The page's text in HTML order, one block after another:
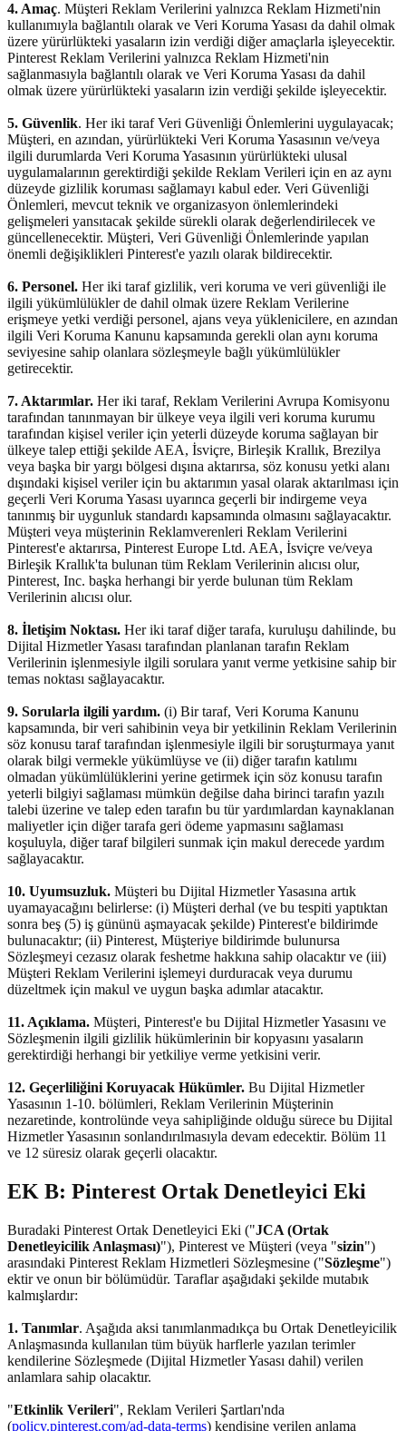
4. Amaç. Müşteri Reklam Verilerini yalnızca Reklam Hizmeti'nin
kullanımıyla bağlantılı olarak ve Veri Koruma Yasası da dahil olmak
üzere yürürlükteki yasaların izin verdiği diğer amaçlarla işleyecektir.
Pinterest Reklam Verilerini yalnızca Reklam Hizmeti'nin
sağlanmasıyla bağlantılı olarak ve Veri Koruma Yasası da dahil
olmak üzere yürürlükteki yasaların izin verdiği şekilde işleyecektir.
5. Güvenlik. Her iki taraf Veri Güvenliği Önlemlerini uygulayacak;
Müşteri, en azından, yürürlükteki Veri Koruma Yasasının ve/veya
ilgili durumlarda Veri Koruma Yasasının yürürlükteki ulusal
uygulamalarının gerektirdiği şekilde Reklam Verileri için en az aynı
düzeyde gizlilik koruması sağlamayı kabul eder. Veri Güvenliği
Önlemleri, mevcut teknik ve organizasyon önlemlerindeki
gelişmeleri yansıtacak şekilde sürekli olarak değerlendirilecek ve
güncellenecektir. Müşteri, Veri Güvenliği Önlemlerinde yapılan
önemli değişiklikleri Pinterest'e yazılı olarak bildirecektir.
6. Personel. Her iki taraf gizlilik, veri koruma ve veri güvenliği ile
ilgili yükümlülükler de dahil olmak üzere Reklam Verilerine
erişmeye yetki verdiği personel, ajans veya yüklenicilere, en azından
ilgili Veri Koruma Kanunu kapsamında gerekli olan aynı koruma
seviyesine sahip olanlara sözleşmeyle bağlı yükümlülükler
getirecektir.
7. Aktarımlar. Her iki taraf, Reklam Verilerini Avrupa Komisyonu
tarafından tanınmayan bir ülkeye veya ilgili veri koruma kurumu
tarafından kişisel veriler için yeterli düzeyde koruma sağlayan bir
ülkeye talep ettiği şekilde AEA, İsviçre, Birleşik Krallık, Brezilya
veya başka bir yargı bölgesi dışına aktarırsa, söz konusu yetki alanı
dışındaki kişisel veriler için bu aktarımın yasal olarak aktarılması için
geçerli Veri Koruma Yasası uyarınca geçerli bir indirgeme veya
tanınmış bir uygunluk standardı kapsamında olmasını sağlayacaktır.
Müşteri veya müşterinin Reklamverenleri Reklam Verilerini
Pinterest'e aktarırsa, Pinterest Europe Ltd. AEA, İsviçre ve/veya
Birleşik Krallık'ta bulunan tüm Reklam Verilerinin alıcısı olur,
Pinterest, Inc. başka herhangi bir yerde bulunan tüm Reklam
Verilerinin alıcısı olur.
8. İletişim Noktası. Her iki taraf diğer tarafa, kuruluşu dahilinde, bu
Dijital Hizmetler Yasası tarafından planlanan tarafın Reklam
Verilerinin işlenmesiyle ilgili sorulara yanıt verme yetkisine sahip bir
temas noktası sağlayacaktır.
9. Sorularla ilgili yardım. (i) Bir taraf, Veri Koruma Kanunu
kapsamında, bir veri sahibinin veya bir yetkilinin Reklam Verilerinin
söz konusu taraf tarafından işlenmesiyle ilgili bir soruşturmaya yanıt
olarak bilgi vermekle yükümlüyse ve (ii) diğer tarafın katılımı
olmadan yükümlülüklerini yerine getirmek için söz konusu tarafın
yeterli bilgiyi sağlaması mümkün değilse daha birinci tarafın yazılı
talebi üzerine ve talep eden tarafın bu tür yardımlardan kaynaklanan
maliyetler için diğer tarafa geri ödeme yapmasını sağlaması
koşuluyla, diğer taraf bilgileri sunmak için makul derecede yardım
sağlayacaktır.
10. Uyumsuzluk. Müşteri bu Dijital Hizmetler Yasasına artık
uyamayacağını belirlerse: (i) Müşteri derhal (ve bu tespiti yaptıktan
sonra beş (5) iş gününü aşmayacak şekilde) Pinterest'e bildirimde
bulunacaktır; (ii) Pinterest, Müşteriye bildirimde bulunursa
Sözleşmeyi cezasız olarak feshetme hakkına sahip olacaktır ve (iii)
Müşteri Reklam Verilerini işlemeyi durduracak veya durumu
düzeltmek için makul ve uygun başka adımlar atacaktır.
11. Açıklama. Müşteri, Pinterest'e bu Dijital Hizmetler Yasasını ve
Sözleşmenin ilgili gizlilik hükümlerinin bir kopyasını yasaların
gerektirdiği herhangi bir yetkiliye verme yetkisini verir.
12. Geçerliliğini Koruyacak Hükümler. Bu Dijital Hizmetler
Yasasının 1-10. bölümleri, Reklam Verilerinin Müşterinin
nezaretinde, kontrolünde veya sahipliğinde olduğu sürece bu Dijital
Hizmetler Yasasının sonlandırılmasıyla devam edecektir. Bölüm 11
ve 12 süresiz olarak geçerli olacaktır.
EK B: Pinterest Ortak Denetleyici Eki
Buradaki Pinterest Ortak Denetleyici Eki ("JCA (Ortak
Denetleyicilik Anlaşması)"), Pinterest ve Müşteri (veya "sizin")
arasındaki Pinterest Reklam Hizmetleri Sözleşmesine ("Sözleşme")
ektir ve onun bir bölümüdür. Taraflar aşağıdaki şekilde mutabık
kalmışlardır:
1. Tanımlar. Aşağıda aksi tanımlanmadıkça bu Ortak Denetleyicilik
Anlaşmasında kullanılan tüm büyük harflerle yazılan terimler
kendilerine Sözleşmede (Dijital Hizmetler Yasası dahil) verilen
anlamlara sahip olacaktır.
"Etkinlik Verileri", Reklam Verileri Şartları'nda
(policy.pinterest.com/ad-data-terms) kendisine verilen anlama